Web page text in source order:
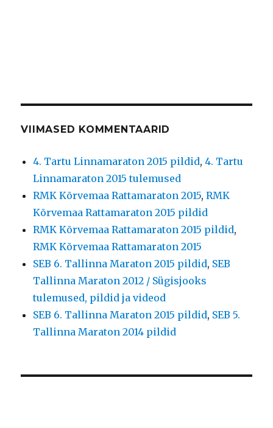
VIIMASED KOMMENTAARID
4. Tartu Linnamaraton 2015 pildid,4. Tartu
Linnamaraton 2015 tulemused
RMK Kõrvemaa Rattamaraton 2015,RMK
Kõrvemaa Rattamaraton 2015 pildid
RMK Kõrvemaa Rattamaraton 2015 pildid,
RMK Kõrvemaa Rattamaraton 2015
SEB 6. Tallinna Maraton 2015 pildid, SEB
Tallinna Maraton 2012 / Sügisjooks
tulemused, pildid ja videod
SEB 6. Tallinna Maraton 2015 pildid, SEB 5.
Tallinna Maraton 2014 pildid